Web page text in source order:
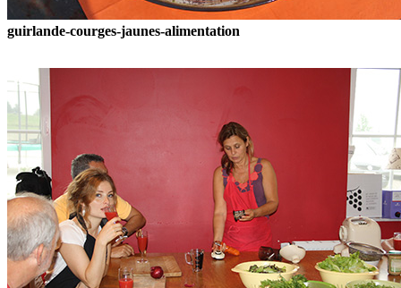
guirlande-courges-jaunes-alimentation